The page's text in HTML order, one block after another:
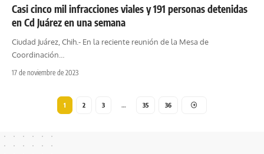
Casi cinco mil infracciones viales y 191 personas detenidas
en Cd Juárez en una semana
Ciudad Juárez, Chih.- En la reciente reunión de la Mesa de
Coordinación
17 de noviembre de 2023
1 2 3 … 35 36